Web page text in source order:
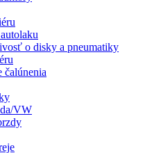
o disky a pneumatiky
čalúnenia
VW